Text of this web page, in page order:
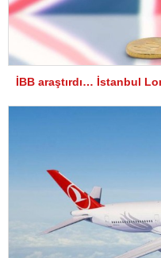
İBB araştırdı… İstanbul